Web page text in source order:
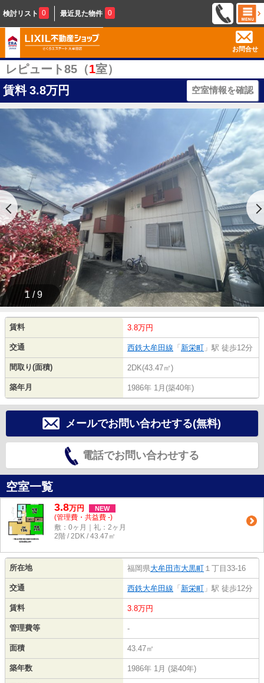
検討リスト 0 最近見た物件 0
お問合せ
レピュート85（1室）
賃料 3.8万円 空室情報を確認
1 / 9
賃料 3.8万円
交通 西鉄大牟田線 「 新栄町 」駅 徒歩12分
間取り(面積) 2DK(43.47㎡)
築年月 1986年 1月(築40年)
メールでお問い合わせする(無料)
電話でお問い合わせする
空室一覧
3.8万円 NEW
(管理費・共益費 -)
敷：0ヶ月｜礼：2ヶ月
2階 / 2DK / 43.47㎡
所在地 福岡県大牟田市大黒町 １丁目33-16
交通 西鉄大牟田線 「 新栄町 」駅 徒歩12分
賃料 3.8万円
管理費等 -
面積 43.47㎡
築年数 1986年 1月 (築40年)